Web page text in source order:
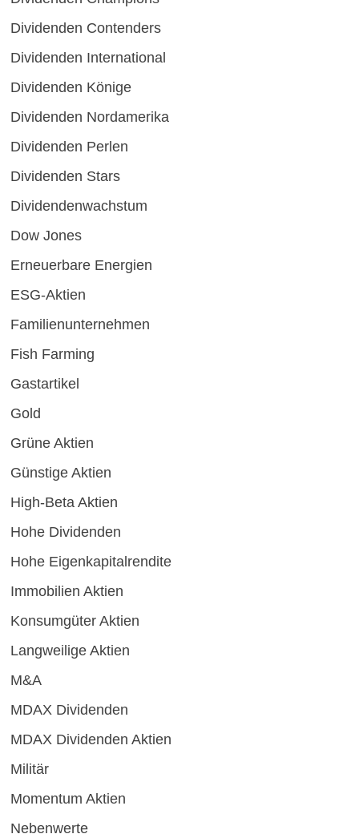
Dividenden Contenders
Dividenden International
Dividenden Könige
Dividenden Nordamerika
Dividenden Perlen
Dividenden Stars
Dividendenwachstum
Dow Jones
Erneuerbare Energien
ESG-Aktien
Familienunternehmen
Fish Farming
Gastartikel
Gold
Grüne Aktien
Günstige Aktien
High-Beta Aktien
Hohe Dividenden
Hohe Eigenkapitalrendite
Immobilien Aktien
Konsumgüter Aktien
Langweilige Aktien
M&A
MDAX Dividenden
MDAX Dividenden Aktien
Militär
Momentum Aktien
Nebenwerte